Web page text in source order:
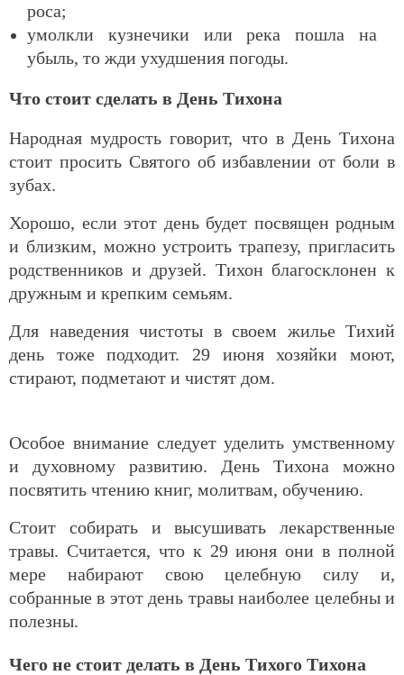
роса;
умолкли кузнечики или река пошла на
убыль, то жди ухудшения погоды.
Что стоит сделать в День Тихона
Народная мудрость говорит, что в День Тихона
стоит просить Святого об избавлении от боли в
зубах.
Хорошо, если этот день будет посвящен родным
и близким, можно устроить трапезу, пригласить
родственников и друзей. Тихон благосклонен к
дружным и крепким семьям.
Для наведения чистоты в своем жилье Тихий
день тоже подходит. 29 июня хозяйки моют,
стирают, подметают и чистят дом.
Особое внимание следует уделить умственному
и духовному развитию. День Тихона можно
посвятить чтению книг, молитвам, обучению.
Стоит собирать и высушивать лекарственные
травы. Считается, что к 29 июня они в полной
мере набирают свою целебную силу и,
собранные в этот день травы наиболее целебны и
полезны.
Чего не стоит делать в День Тихого Тихона